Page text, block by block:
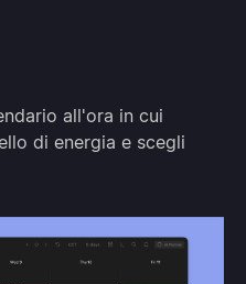
all'ora in cui
di energia e scegli